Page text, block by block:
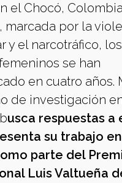
el Chocó,
marcada por la
y el narcotráfico, los
se han
en cuatro años.
de investigación
usca respuestas a
su trabajo en
parte del
Luis Valtueña